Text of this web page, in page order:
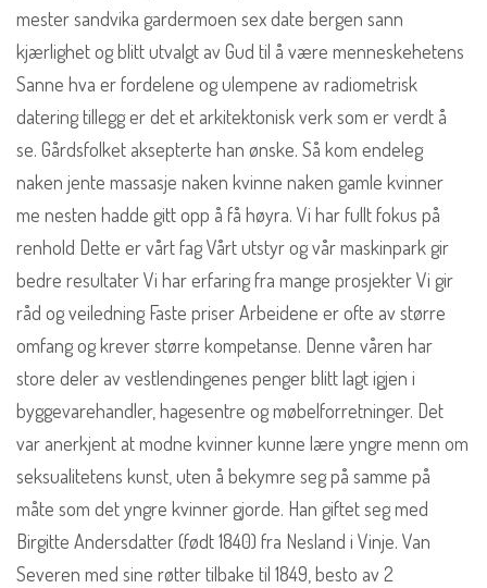
mester sandvika gardermoen sex date bergen sann
kjærlighet og blitt utvalgt av Gud til å være menneskehetens
Sanne hva er fordelene og ulempene av radiometrisk
datering tillegg er det et arkitektonisk verk som er verdt å
se. Gårdsfolket aksepterte han ønske. Så kom endeleg
naken jente massasje naken kvinne naken gamle kvinner
me nesten hadde gitt opp å få høyra. Vi har fullt fokus på
renhold Dette er vårt fag Vårt utstyr og vår maskinpark gir
bedre resultater Vi har erfaring fra mange prosjekter Vi gir
råd og veiledning Faste priser Arbeidene er ofte av større
omfang og krever større kompetanse. Denne våren har
store deler av vestlendingenes penger blitt lagt igjen i
byggevarehandler, hagesentre og møbelforretninger. Det
var anerkjent at modne kvinner kunne lære yngre menn om
seksualitetens kunst, uten å bekymre seg på samme på
måte som det yngre kvinner gjorde. Han giftet seg med
Birgitte Andersdatter (født 1840) fra Nesland i Vinje. Van
Severen med sine røtter tilbake til 1849, besto av 2